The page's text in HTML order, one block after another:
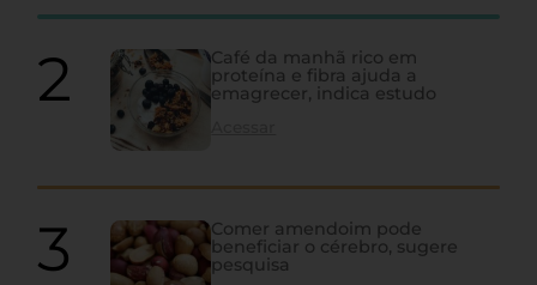
Café da manhã rico em
proteína e fibra ajuda a
emagrecer, indica estudo
Comer amendoim pode
beneficiar o cérebro, sugere
pesquisa